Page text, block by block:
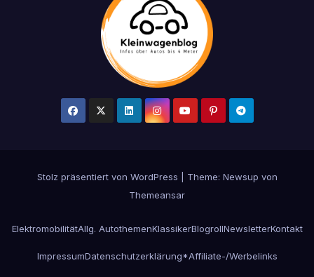
Stolz präsentiert von WordPress
Theme: Newsup von
Themeansar
ElektromobilitätAllg. AutothemenKlassikerBlogrollNewsletterKontakt
ImpressumDatenschutzerklärung*Affiliate-/Werbelinks